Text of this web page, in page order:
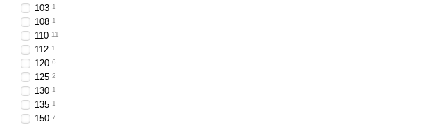
103 1
108 1
110 11
112 1
120 6
125 2
130 1
135 1
150 7